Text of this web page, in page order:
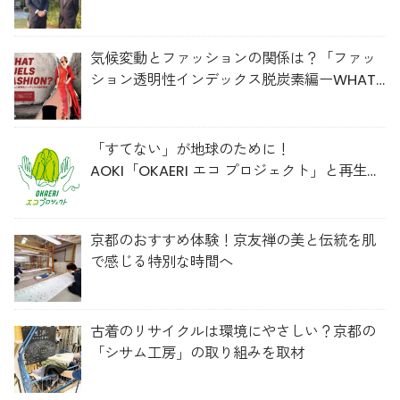
気候変動とファッションの関係は？「ファッ
ション透明性インデックス脱炭素編ーWHAT
「すてない」が地球のために！
AOKI「OKAERI エコ プロジェクト」と再生ウ
京都のおすすめ体験！京友禅の美と伝統を肌
で感じる特別な時間へ
古着のリサイクルは環境にやさしい？京都の
「シサム工房」の取り組みを取材